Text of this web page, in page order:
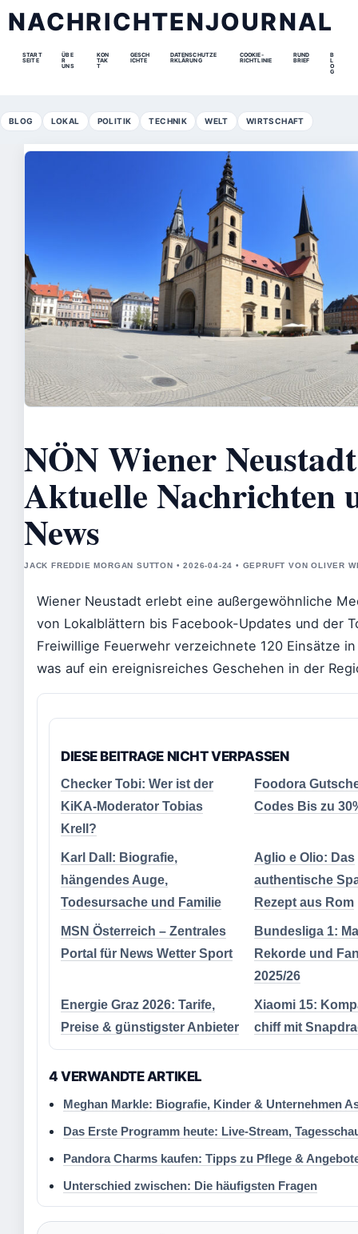
NACHRICHTENJOURNAL
START
SEITE
ÜBE
R
UNS
KON
TAK
T
GESCH
ICHTE
DATENSCHUTZE
RKLÄRUNG
COOKIE-
RICHTLINIE
RUND
BRIEF
B
L
O
G
BLOG LOKAL POLITIK TECHNIK WELT WIRTSCHAFT
NÖN Wiener
Aktuelle Nachrichten
News
JACK FREDDIE MORGAN SUTTON • 2026-04-24 • GEPRUFT VON OLIVER
Wiener Neustadt erlebt eine außergewöhnliche
von Lokalblättern bis Facebook-Updates und der
Freiwillige Feuerwehr verzeichnete 120 Einsätze in
was auf ein ereignisreiches Geschehen in der
DIESE BEITRAGE NICHT VERPASSEN
Checker Tobi: Wer ist der
KiKA-Moderator Tobias
Krell?
Foodora
Codes Bis zu
Karl Dall: Biografie,
hängendes Auge,
Todesursache und Familie
Aglio e Olio: Das
authentische
Rezept aus Rom
MSN Österreich – Zentrales
Portal für News Wetter Sport
Bundesliga 1:
Rekorde und
2025/26
Energie Graz 2026: Tarife,
Preise & günstigster Anbieter
Xiaomi 15:
chiff mit
4 VERWANDTE ARTIKEL
Meghan Markle: Biografie, Kinder & Unternehmen
Das Erste Programm heute: Live-Stream,
Pandora Charms kaufen: Tipps zu Pflege &
Unterschied zwischen: Die häufigsten Fragen